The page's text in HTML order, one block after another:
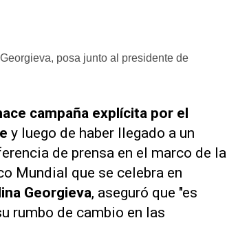
posa junto al presidente de
campaña explícita por el
y luego de haber llegado a un
de prensa en el marco de la
Mundial que se celebra en
Georgieva, aseguró que "es
rumbo de cambio en las